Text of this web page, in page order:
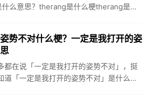
什么意思？therang是什么梗therang是什
势不对什么梗？一定是我打开的姿
都在说「一定是我打开的姿势不对」，挺
道「一定是我打开的姿势不对」是什么意